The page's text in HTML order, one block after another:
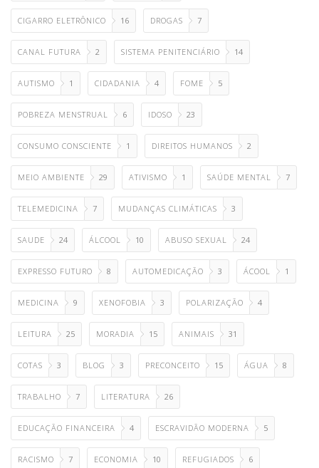
CIGARRO ELETRÔNICO 16 DROGAS 7
CANAL FUTURA 2 SISTEMA PENITENCIÁRIO 14
AUTISMO 1 CIDADANIA 4 FOME 5
POBREZA MENSTRUAL 6 IDOSO 23
CONSUMO CONSCIENTE 1 DIREITOS HUMANOS 2
MEIO AMBIENTE 29 ATIVISMO 1 SAÚDE MENTAL 7
TELEMEDICINA 7 MUDANÇAS CLIMÁTICAS 3
SAUDE 24 ÁLCOOL 10 ABUSO SEXUAL 24
EXPRESSO FUTURO 8 AUTOMEDICAÇÃO 3 ÁCOOL 1
MEDICINA 9 XENOFOBIA 3 POLARIZAÇÃO 4
LEITURA 25 MORADIA 15 ANIMAIS 31
COTAS 3 BLOG 3 PRECONCEITO 15 ÁGUA 8
TRABALHO 7 LITERATURA 26
EDUCAÇÃO FINANCEIRA 4 ESCRAVIDÃO MODERNA 5
RACISMO 7 ECONOMIA 10 REFUGIADOS 6